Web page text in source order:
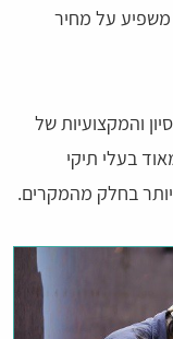
על מחיר
והמקצועיות של
בעלי תיקי
יותר בחלק מהמקרים.